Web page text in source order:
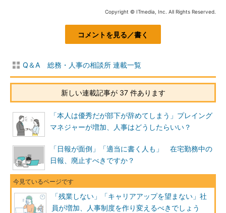
Copyright © ITmedia, Inc. All Rights Reserved.
コメントを見る／書く
Q＆A 総務・人事の相談所 連載一覧
新しい連載記事が 37 件あります
「本人は優秀だが部下が辞めてしまう」プレイング
マネジャーが増加、人事はどうしたらいい？
「日報が面倒」「適当に書く人も」 在宅勤務中の
日報、廃止すべきですか？
「残業しない」「キャリアアップを望まない」社
員が増加、人事制度を作り変えるべきでしょう